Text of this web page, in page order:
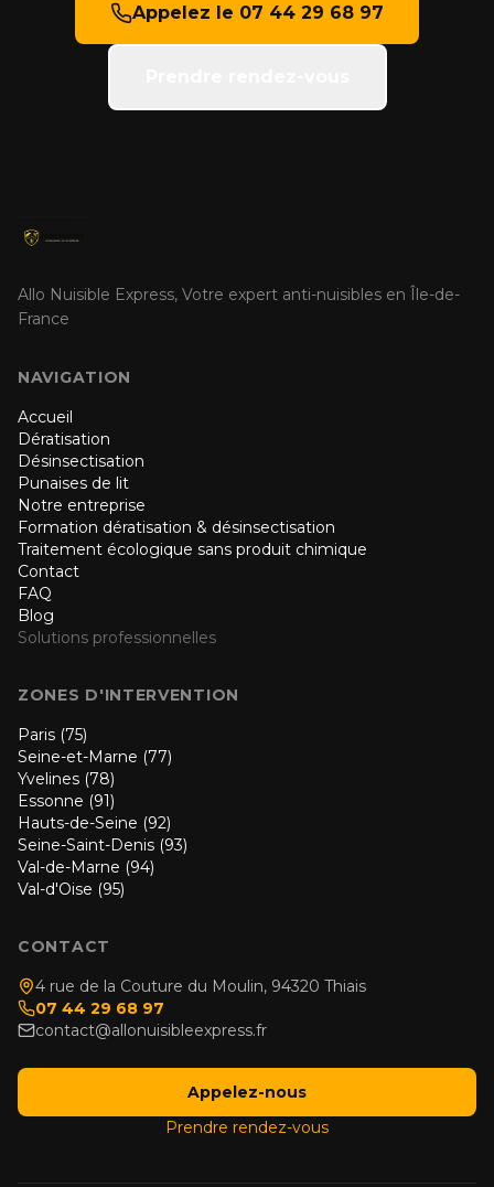
Appelez le 07 44 29 68 97
Allo Nuisible Express, Votre expert anti-nuisibles en Île-de-
France
NAVIGATION
Accueil
Dératisation
Désinsectisation
Punaises de lit
Notre entreprise
Formation dératisation & désinsectisation
Traitement écologique sans produit chimique
Contact
FAQ
Blog
Solutions professionnelles
ZONES D'INTERVENTION
Paris (75)
Seine-et-Marne (77)
Yvelines (78)
Essonne (91)
Hauts-de-Seine (92)
Seine-Saint-Denis (93)
Val-de-Marne (94)
Val-d'Oise (95)
CONTACT
4 rue de la Couture du Moulin, 94320 Thiais
07 44 29 68 97
contact@allonuisibleexpress.fr
Appelez-nous
Prendre rendez-vous